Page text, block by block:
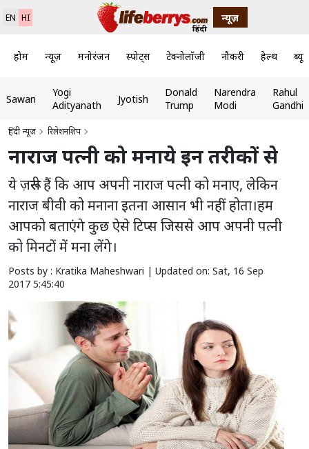
EN HI न्यूज़
होम न्यूज़ मनोरंजन स्पोर्ट्स टेक्नोलॉजी नौकरी हेल्थ
Sawan
Yogi
Adityanath
Jyotish
Donald
Trump
Narendra
Modi
Rahul
Gandhi
हिंदी न्यूज़ रिलेशनशिप
नाराज पत्नी को मनाये इन तरीकों से
ये ज़रूरी हैं कि आप अपनी नाराज पत्नी को मनाए, लेकिन
नाराज बीवी को मनाना इतना आसान भी नहीं होता।हम
आपको बताएंगे कुछ ऐसे टिप्स जिससे आप अपनी पत्नी
को मिनटों में मना लेंगे।
Posts by : Kratika Maheshwari | Updated on: Sat, 16 Sep
2017 5:45:40